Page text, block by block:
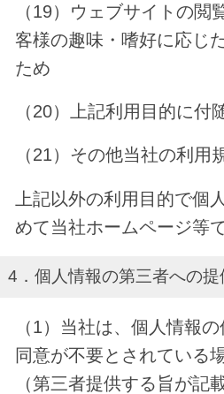
（19）ウェブサイトの
客様の趣味・嗜好に応じ
ため
（20）上記利用目的に付
（21）その他当社の利
上記以外の利用目的で個
めて当社ホームページ等
4．個人情報の第三者への提
（1）当社は、個人情報
同意が不要とされている
（第三者提供する旨が